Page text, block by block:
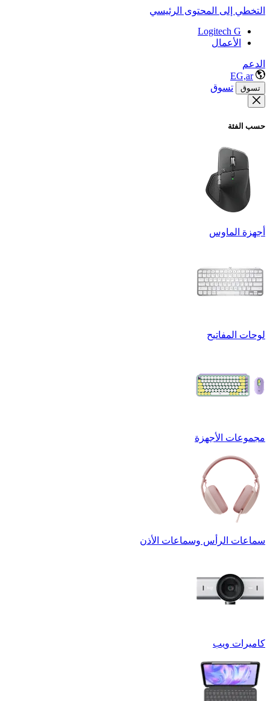
التخطي إلى المحتوى الرئيسي
Logitech G
الأعمال
الدعم
EG,ar
تسوق تسوق
حسب الفئة
أجهزة الماوس
لوحات المفاتيح
مجموعات الأجهزة
سماعات الرأس وسماعات الأذن
كاميرات ويب